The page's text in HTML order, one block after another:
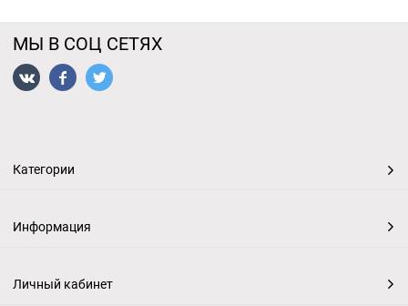
МЫ В СОЦ СЕТЯХ
Категории
Информация
Личный кабинет